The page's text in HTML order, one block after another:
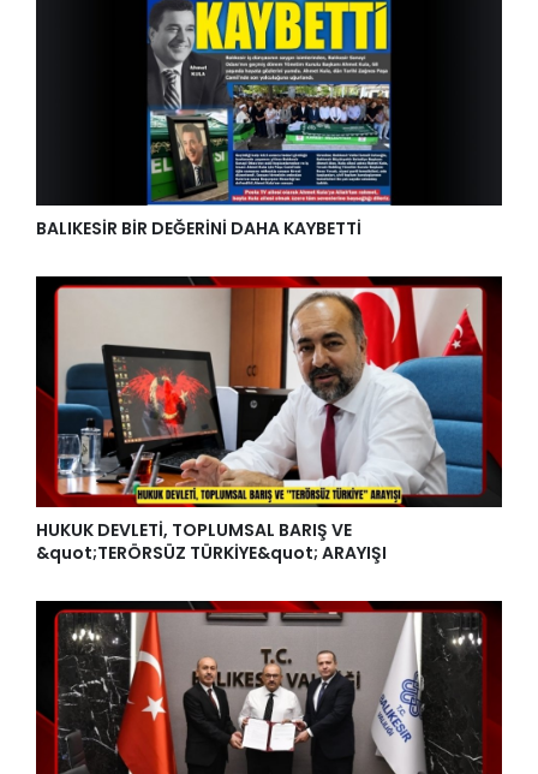
BALIKESİR BİR DEĞERİNİ DAHA KAYBETTİ
HUKUK DEVLETİ, TOPLUMSAL BARIŞ VE
&quot;TERÖRSÜZ TÜRKİYE&quot; ARAYIŞI